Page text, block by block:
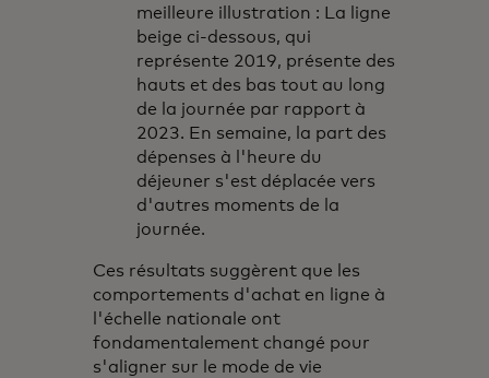
meilleure illustration : La ligne
beige ci-dessous, qui
représente 2019, présente des
hauts et des bas tout au long
de la journée par rapport à
2023. En semaine, la part des
dépenses à l'heure du
déjeuner s'est déplacée vers
d'autres moments de la
journée.
Ces résultats suggèrent que les
comportements d'achat en ligne à
l'échelle nationale ont
fondamentalement changé pour
s'aligner sur le mode de vie